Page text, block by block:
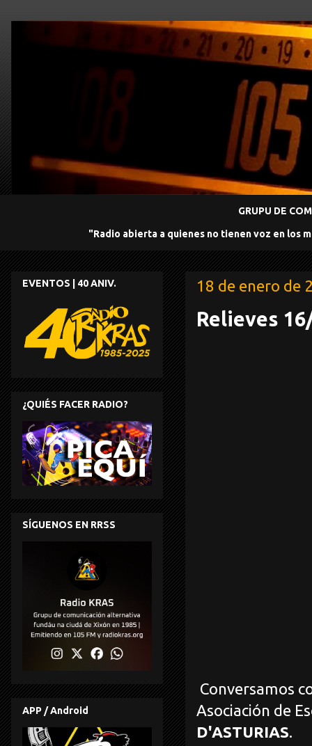
GRUPU DE
"Radio abierta a quienes no tienen voz en los
18 de enero de
Relieves
Conversamos
Asociación de
D'ASTURIAS.
EVENTOS | 40 ANIV.
¿QUIÉS FACER RADIO?
SÍGUENOS EN RRSS
APP / Android